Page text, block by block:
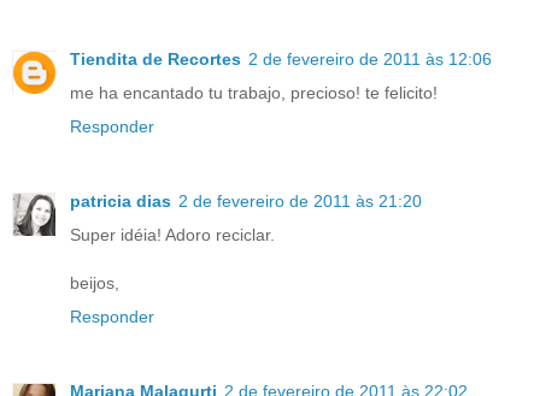
Tiendita de Recortes 2 de fevereiro de 2011 às 12:06
me ha encantado tu trabajo, precioso! te felicito!
Responder
patricia dias 2 de fevereiro de 2011 às 21:20
Super idéia! Adoro reciclar.
beijos,
Responder
Mariana Malagurti 2 de fevereiro de 2011 às 22:02